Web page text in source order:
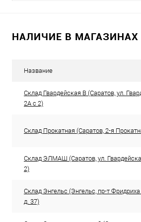
НАЛИЧИЕ В МАГАЗИНАХ
Название
Склад Гвардейская В (Саратов, ул.
2А с 2)
Склад Прокатная (Саратов, 2-я
Склад ЭЛМАШ (Саратов, ул.
2)
Склад Энгельс (Энгельс, пр-т
д. 37)